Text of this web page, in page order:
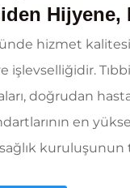
Hijyene,
hizmet
işlevselliğidir.
doğrudan
en
sağlık